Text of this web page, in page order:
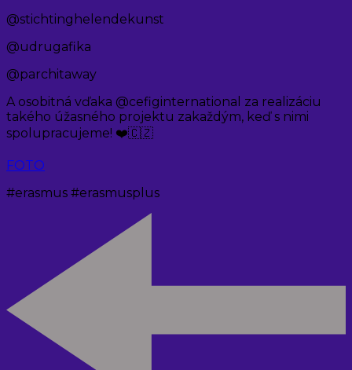
@stichtinghelendekunst
@udrugafika
@parchitaway
A osobitná vďaka @cefiginternational za realizáciu
takého úžasného projektu zakaždým, keď s nimi
spolupracujeme! ❤️🇨🇿
FOTO
#erasmus #erasmusplus